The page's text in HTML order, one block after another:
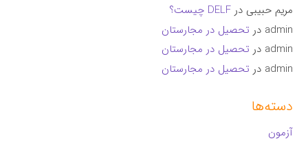
مریم حبیبی درDELF چیست؟
admin در تحصیل در مجارستان
admin در تحصیل در مجارستان
admin در تحصیل در مجارستان
دسته‌ها
آزمون